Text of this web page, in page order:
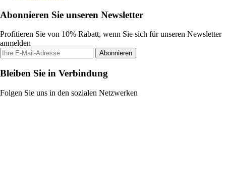
Abonnieren Sie unseren Newsletter
Profitieren Sie von 10% Rabatt, wenn Sie sich für unseren Newsletter
anmelden
Abonnieren
Bleiben Sie in Verbindung
Folgen Sie uns in den sozialen Netzwerken